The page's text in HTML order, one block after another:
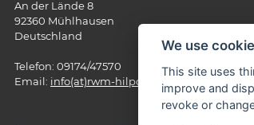
An der Lände 8
92360 Mühlhausen
Deutschland
Telefon: 09174/47570
Email: info(at)rwm-hilpoltstein.de
We use
This site uses
improve and
revoke or